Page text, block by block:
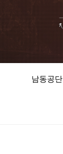
남동공단